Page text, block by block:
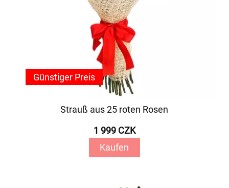
Strauß aus 25 roten Rosen
1 999 CZK
Kaufen
Günstiger Preis